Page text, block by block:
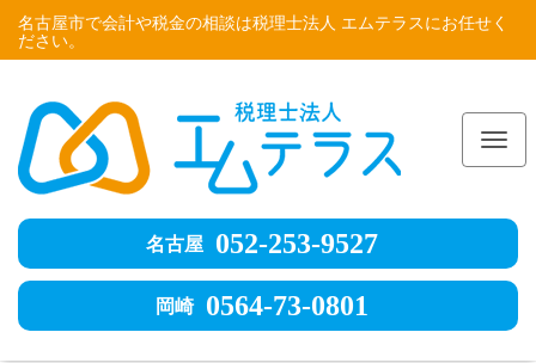
名古屋市で会計や税金の相談は税理士法人 エムテラスにお任せく
ださい。
名古屋 052-253-9527
岡崎 0564-73-0801